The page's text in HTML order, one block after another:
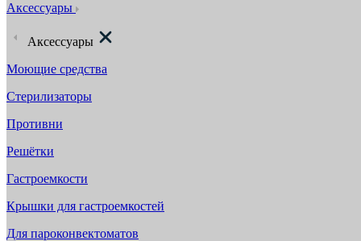
Аксессуары
Аксессуары
Моющие средства
Стерилизаторы
Противни
Решётки
Гастроемкости
Крышки для гастроемкостей
Для пароконвектоматов